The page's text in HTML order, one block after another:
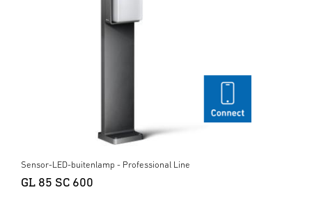
Sensor-LED-buitenlamp - Professional Line
GL 85 SC 600